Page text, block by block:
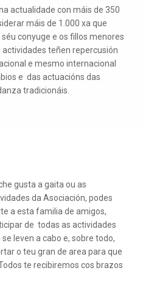
actualidade con máis de 350
máis de 1.000 xa que
conyuge e os fillos menores
actividades teñen repercusión
e mesmo internacional
e das actuacións das
tradicionáis.
gusta a gaita ou as
da Asociación, podes
a esta familia de amigos,
de todas as actividades
se leven a cabo e, sobre todo,
o teu gran de area para que
te recibiremos cos brazos